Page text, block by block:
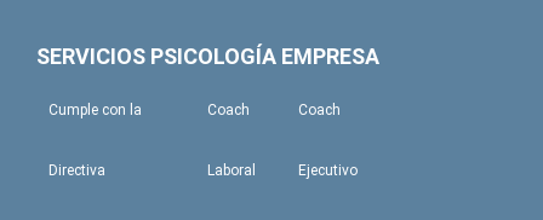
SERVICIOS PSICOLOGÍA EMPRESA
Cumple con la
Directiva
Coach
Laboral
Coach
Ejecutivo